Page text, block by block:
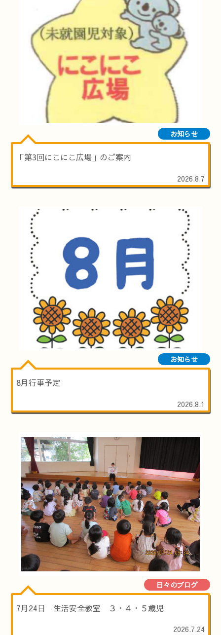
お知らせ
「第3回にこにこ広場」のご案内
2026.8.7
お知らせ
8月行事予定
2026.8.1
日々のブログ
7月24日 生活安全教室 ３・４・５歳児
2026.7.24